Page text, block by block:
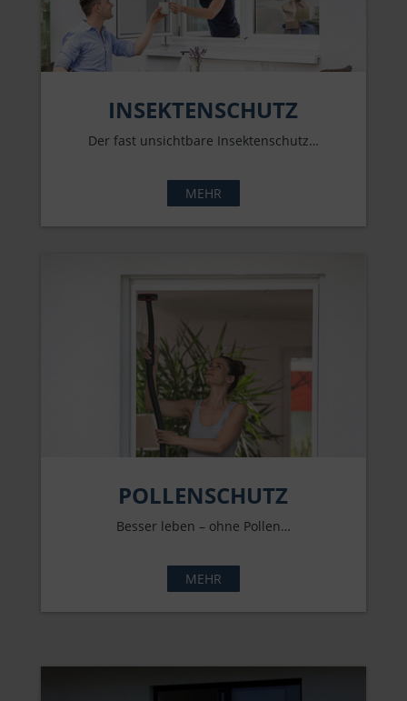
INSEKTENSCHUTZ
Der fast unsichtbare Insektenschutz…
MEHR
POLLENSCHUTZ
Besser leben – ohne Pollen…
MEHR